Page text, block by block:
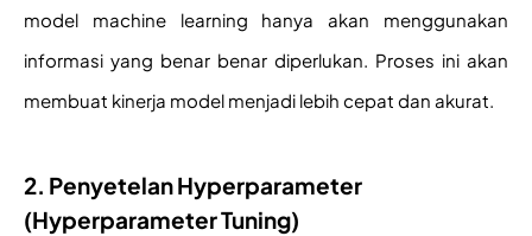
model machine learning hanya akan menggunakan
informasi yang benar benar diperlukan. Proses ini akan
membuat kinerja model menjadi lebih cepat dan akurat.
2. Penyetelan Hyperparameter
(Hyperparameter Tuning)